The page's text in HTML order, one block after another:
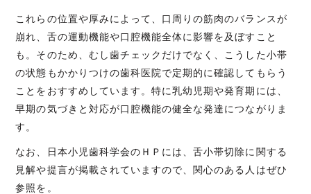
これらの位置や厚みによって、口周りの筋肉のバランスが
崩れ、舌の運動機能や口腔機能全体に影響を及ぼすこと
も。そのため、むし歯チェックだけでなく、こうした小帯
の状態もかかりつけの歯科医院で定期的に確認してもらう
ことをおすすめしています。特に乳幼児期や発育期には、
早期の気づきと対応が口腔機能の健全な発達につながりま
す。
なお、日本小児歯科学会のＨＰには、舌小帯切除に関する
見解や提言が掲載されていますので、関心のある人はぜひ
参照を。